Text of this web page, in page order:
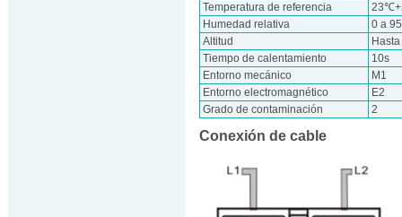
Temperatura de referencia
Humedad relativa
0 a
Altitud
Tiempo de calentamiento
10s
Entorno mecánico
M1
Entorno electromagnético
E2
Grado de contaminación
2
Conexión de cable